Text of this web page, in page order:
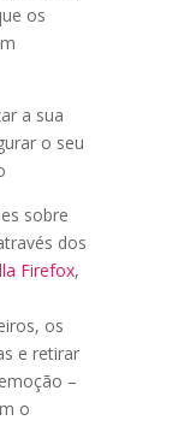
os
a sua
o seu
sobre
dos
Firefox,
os
e retirar
–
o